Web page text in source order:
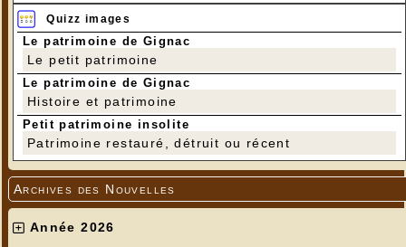
Quizz images
Le patrimoine de Gignac
Le petit patrimoine
Le patrimoine de Gignac
Histoire et patrimoine
Petit patrimoine insolite
Patrimoine restauré, détruit ou récent
Archives des Nouvelles
Année 2026